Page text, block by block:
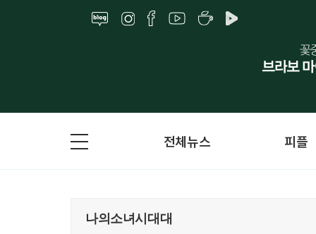
전체뉴스 피플